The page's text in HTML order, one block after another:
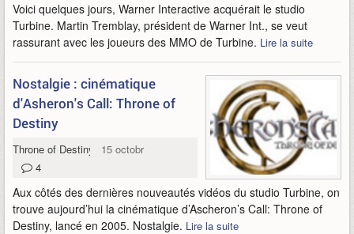
Voici quelques jours, Warner Interactive acquérait le studio
Turbine. Martin Tremblay, président de Warner Int., se veut
rassurant avec les joueurs des MMO de Turbine. Lire la suite
Nostalgie : cinématique
d'Asheron's Call: Throne of
Destiny
Throne of Destiny
15 octobre 2009
4
Aux côtés des dernières nouveautés vidéos du studio Turbine, on
trouve aujourd’hui la cinématique d’Ascheron’s Call: Throne of
Destiny, lancé en 2005. Nostalgie. Lire la suite